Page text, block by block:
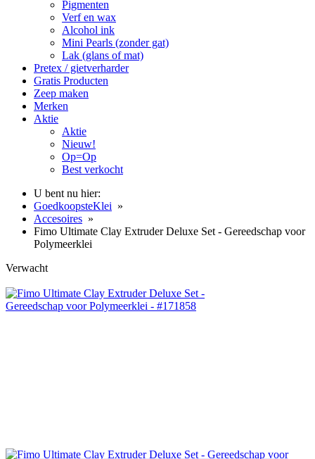
Pigmenten
Verf en wax
Alcohol ink
Mini Pearls (zonder gat)
Lak (glans of mat)
Pretex / gietverharder
Gratis Producten
Zeep maken
Merken
Aktie
Aktie
Nieuw!
Op=Op
Best verkocht
U bent nu hier:
GoedkoopsteKlei »
Accesoires »
Fimo Ultimate Clay Extruder Deluxe Set - Gereedschap voor
Polymeerklei
Verwacht